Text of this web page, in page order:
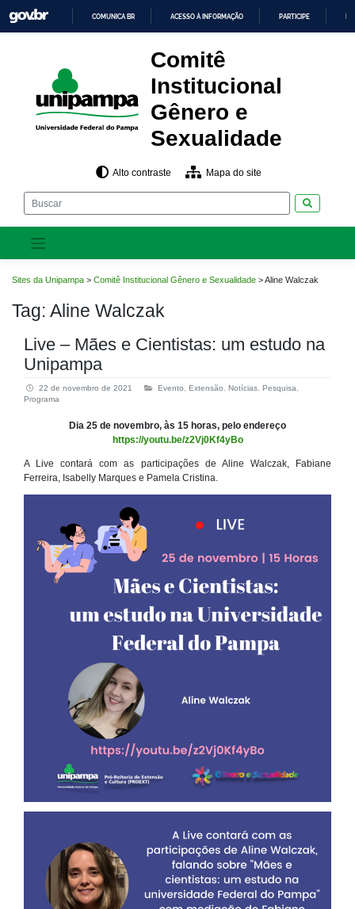
para
o
O
CONTEÚDO
COMUNICA BR ACESSO À INFORMAÇÃO PARTICIPE
Comitê
Institucional
Gênero e
Sexualidade
Alto contraste Mapa do site
Sites da Unipampa > Comitê Institucional Gênero e Sexualidade >Aline Walczak
Tag: Aline Walczak
Live – Mães e Cientistas: um estudo na
Unipampa
22 de novembro de 2021 Evento Extensão Notícias Pesquisa
Programa
Dia 25 de novembro, às 15 horas, pelo endereço
https://youtu.be/z2Vj0Kf4yBo
A Live contará com as participações de Aline Walczak, Fabiane
Ferreira, Isabelly Marques e Pamela Cristina.